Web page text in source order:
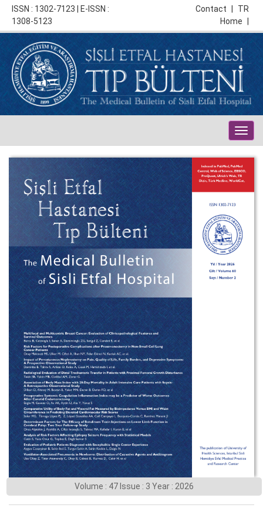
ISSN : 1302-7123 | E-ISSN :
1308-5123
TR
Contact
Home
Volume : 47 Issue : 3 Year : 2026